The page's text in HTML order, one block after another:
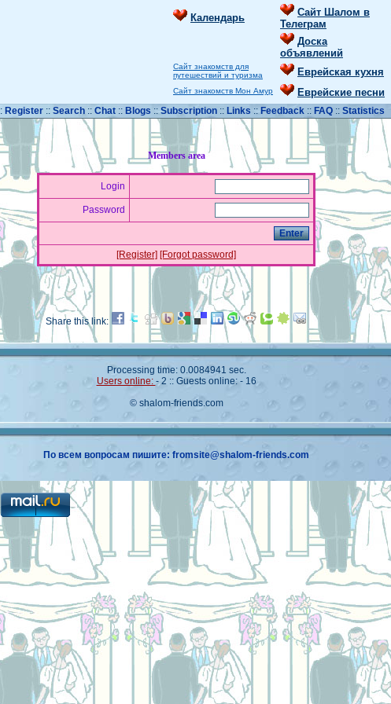
Календарь
Сайт Шалом в
Телеграм
Доска
объявлений
Сайт знакомств для
путешествий и туризма
Еврейская кухня
Сайт знакомств Мон Амур Еврейские песни
Register:: Search :: Chat :: Blogs :: Subscription :: Links :: Feedback:: FAQ :: Statistics
Members area
Login
Password
[Register] [Forgot password]
Share this link:
Processing time: 0.0084941 sec.
Users online: - 2 :: Guests online: - 16
© shalom-friends.com
По всем вопросам пишите: fromsite@shalom-friends.com